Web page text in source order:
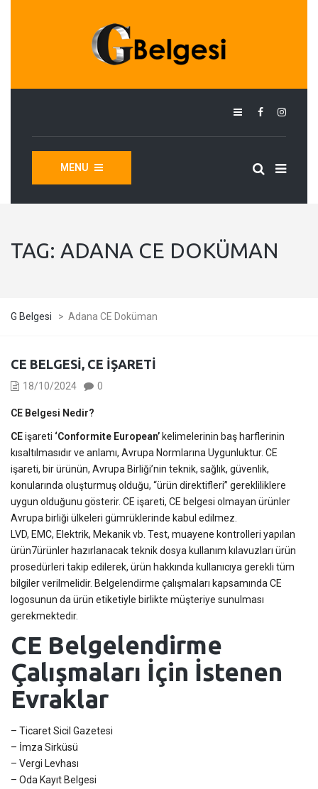
MENU
TAG: ADANA CE DOKÜMAN
G Belgesi > Adana CE Doküman
CE BELGESI, CE İŞARETI
18/10/2024 0
CE Belgesi Nedir?
CEişareti ‘Conformite European’ kelimelerinin baş harflerinin
kısaltılmasıdır ve anlamı, Avrupa Normlarına Uygunluktur. CE
işareti, bir ürünün, Avrupa Birliği’nin teknik, sağlık, güvenlik,
konularında oluşturmuş olduğu, “ürün direktifleri” gerekliliklere
uygun olduğunu gösterir. CE işareti, CE belgesi olmayan ürünler
Avrupa birliği ülkeleri gümrüklerinde kabul edilmez.
LVD, EMC, Elektrik, Mekanik vb. Test, muayene kontrolleri yapılan
ürün7ürünler hazırlanacak teknik dosya kullanım kılavuzları ürün
prosedürleri takip edilerek, ürün hakkında kullanıcıya gerekli tüm
bilgiler verilmelidir. Belgelendirme çalışmaları kapsamında CE
logosunun da ürün etiketiyle birlikte müşteriye sunulması
gerekmektedir.
CE Belgelendirme
Çalışmaları İçin İstenen
Evraklar
– Ticaret Sicil Gazetesi
– İmza Sirküsü
– Vergi Levhası
– Oda Kayıt Belgesi